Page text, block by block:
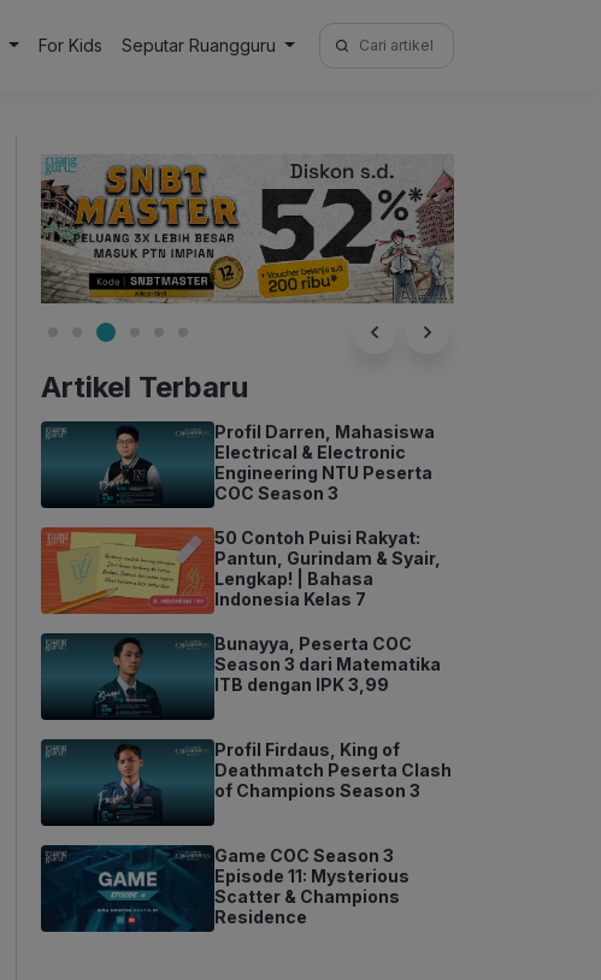
For Kids Seputar Ruangguru
Search
for:
Artikel Terbaru
Profil Darren, Mahasiswa
Electrical & Electronic
Engineering NTU Peserta
COC Season 3
50 Contoh Puisi Rakyat:
Pantun, Gurindam & Syair,
Lengkap! | Bahasa
Indonesia Kelas 7
Bunayya, Peserta COC
Season 3 dari Matematika
ITB dengan IPK 3,99
Profil Firdaus, King of
Deathmatch Peserta Clash
of Champions Season 3
Game COC Season 3
Episode 11: Mysterious
Scatter & Champions
Residence